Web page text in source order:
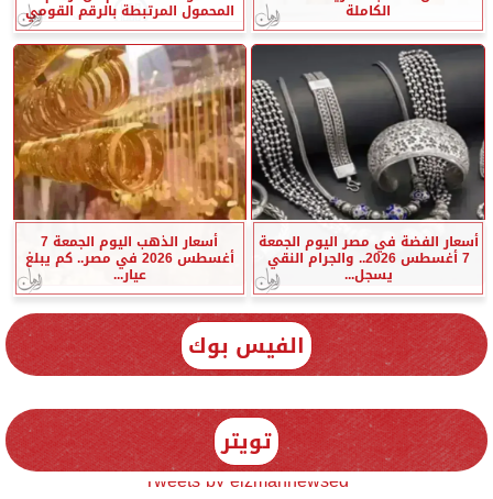
الكاملة المحمول المرتبطة بالرقم القومي
أسعار الفضة في مصر اليوم الجمعة
7 أغسطس 2026.. والجرام النقي
يسجل...
أسعار الذهب اليوم الجمعة 7
أغسطس 2026 في مصر.. كم يبلغ
عيار...
الفيس بوك
تويتر
Tweets by elzmannewseg